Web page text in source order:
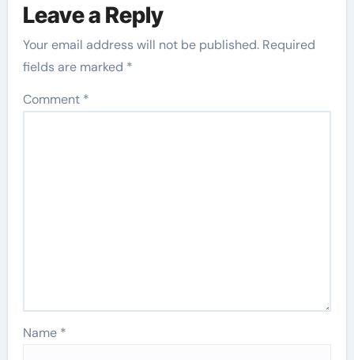
Leave a Reply
Your email address will not be published. Required
fields are marked *
Comment *
Name *